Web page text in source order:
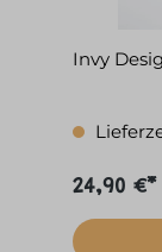
Invy
24,90 €*